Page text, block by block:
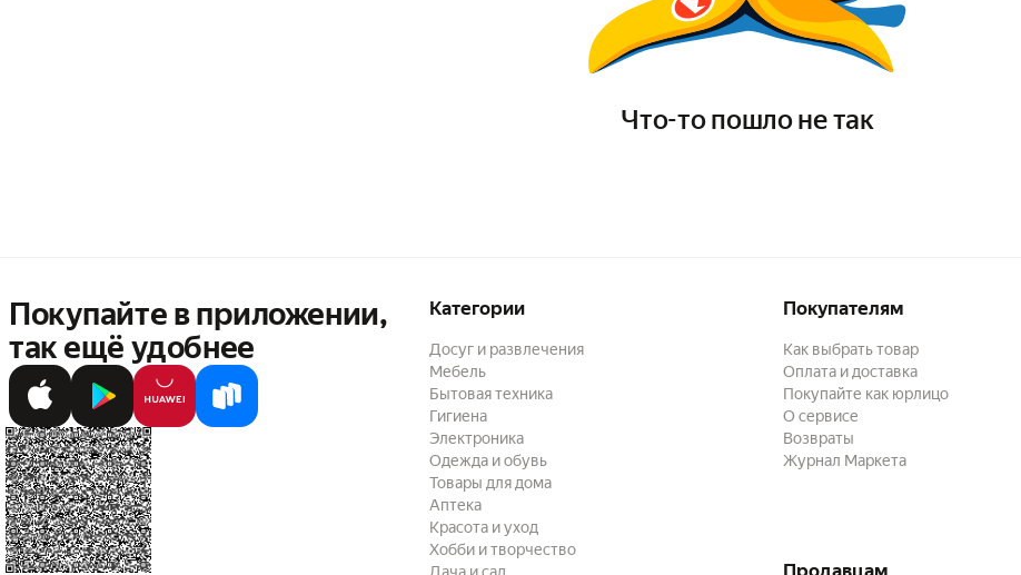
Что-то пошло не так
Покупайте в приложении,
так ещё удобнее
Категории
Досуг и развлечения
Мебель
Бытовая техника
Гигиена
Электроника
Одежда и обувь
Товары для дома
Аптека
Красота и уход
Хобби и творчество
Покупателям
Как выбрать товар
Оплата и доставка
Покупайте как юрлицо
О сервисе
Возвраты
Журнал Маркета
Продавцам